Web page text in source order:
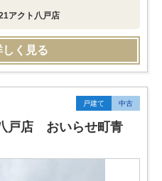
アクト八戸店
く見る
戸建て 中古
戸店 おいらせ町青